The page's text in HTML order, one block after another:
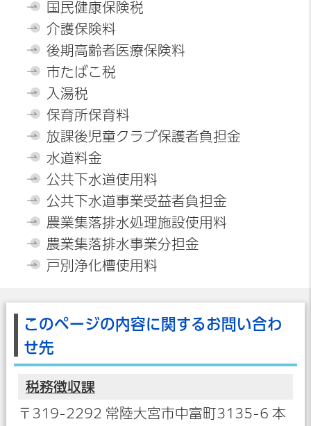
国民健康保険税
介護保険料
後期高齢者医療保険料
市たばこ税
入湯税
保育所保育料
放課後児童クラブ保護者負担金
水道料金
公共下水道使用料
公共下水道事業受益者負担金
農業集落排水処理施設使用料
農業集落排水事業分担金
戸別浄化槽使用料
このページの内容に関するお問い合わ
せ先
税務徴収課
〒319-2292 常陸大宮市中富町3135-6 本